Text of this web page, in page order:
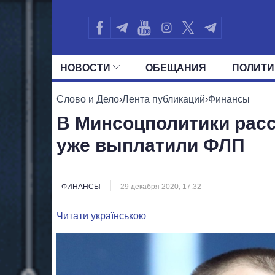
НОВОСТИ ОБЕЩАНИЯ
ВСЕ ПОЛИТИКИ ПРЕЗИДЕНТ И
Слово и Дело›Лента публикаций›Финансы
В Минсоцполитики
уже выплатили ФЛП
ФИНАНСЫ 29 декабря 2020, 17:32
Читати українською